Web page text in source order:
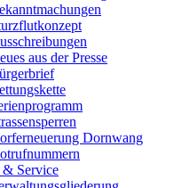
aus der Presse
Dornwang
& Service